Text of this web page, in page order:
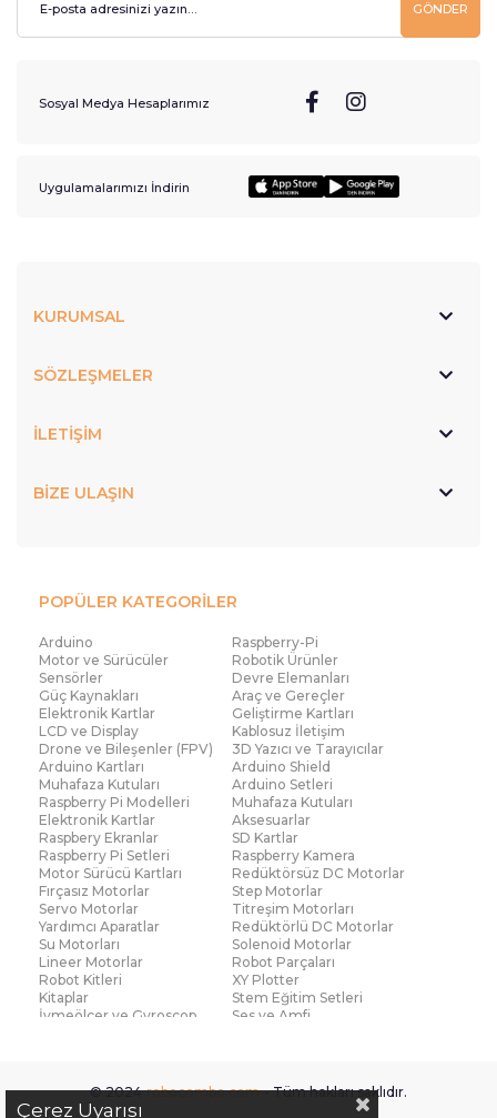
GÖNDER
Sosyal Medya Hesaplarımız
Uygulamalarımızı İndirin
KURUMSAL
SÖZLEŞMELER
İLETİŞİM
BİZE ULAŞIN
POPÜLER KATEGORİLER
Arduino
Raspberry-Pi
Motor ve Sürücüler
Robotik Ürünler
Sensörler
Devre Elemanları
Güç Kaynakları
Araç ve Gereçler
Elektronik Kartlar
Geliştirme Kartları
LCD ve Display
Kablosuz İletişim
Drone ve Bileşenler (FPV)
3D Yazıcı ve Tarayıcılar
Arduino Kartları
Arduino Shield
Muhafaza Kutuları
Arduino Setleri
Raspberry Pi Modelleri
Muhafaza Kutuları
Elektronik Kartlar
Aksesuarlar
Raspbery Ekranlar
SD Kartlar
Raspberry Pi Setleri
Raspberry Kamera
Motor Sürücü Kartları
Redüktörsüz DC Motorlar
Fırçasız Motorlar
Step Motorlar
Servo Motorlar
Titreşim Motorları
Yardımcı Aparatlar
Redüktörlü DC Motorlar
Su Motorları
Solenoid Motorlar
Lineer Motorlar
Robot Parçaları
Robot Kitleri
XY Plotter
Kitaplar
Stem Eğitim Setleri
İvmeölçer ve Gyroscop
Ses ve Amfi
Voltaj ve Akım
Titreşim
Basınç ve Kuvvet
© 2024 robocombo.com - Tüm hakları saklıdır.
Çerez Uyarısı